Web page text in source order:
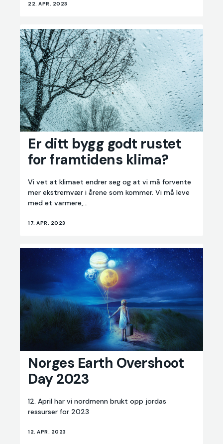
22. APR. 2023
ditt
bygg
godt
framtidens
klima?
Er ditt bygg godt rustet
for framtidens klima?
Vi vet at klimaet endrer seg og at vi må forvente
mer ekstremvær i årene som kommer. Vi må leve
med et varmere,...
17. APR. 2023
Norges
Earth
Overshoot
Day
Norges Earth Overshoot
Day 2023
12. April har vi nordmenn brukt opp jordas
ressurser for 2023
12. APR. 2023